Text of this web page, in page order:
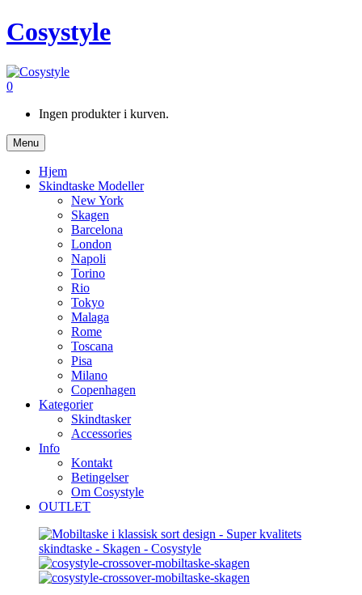
Cosystyle
0
Ingen produkter i kurven.
Menu
Hjem
Skindtaske Modeller
New York
Skagen
Barcelona
London
Napoli
Torino
Rio
Tokyo
Malaga
Rome
Toscana
Pisa
Milano
Copenhagen
Kategorier
Skindtasker
Accessories
Info
Kontakt
Betingelser
Om Cosystyle
OUTLET